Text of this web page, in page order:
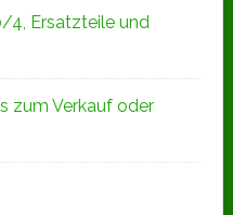
4, Ersatzteile und
zum Verkauf oder